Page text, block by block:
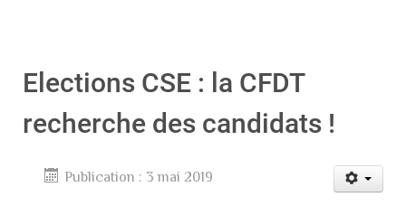
Elections CSE : la CFDT
recherche des candidats !
Publication : 3 mai 2019